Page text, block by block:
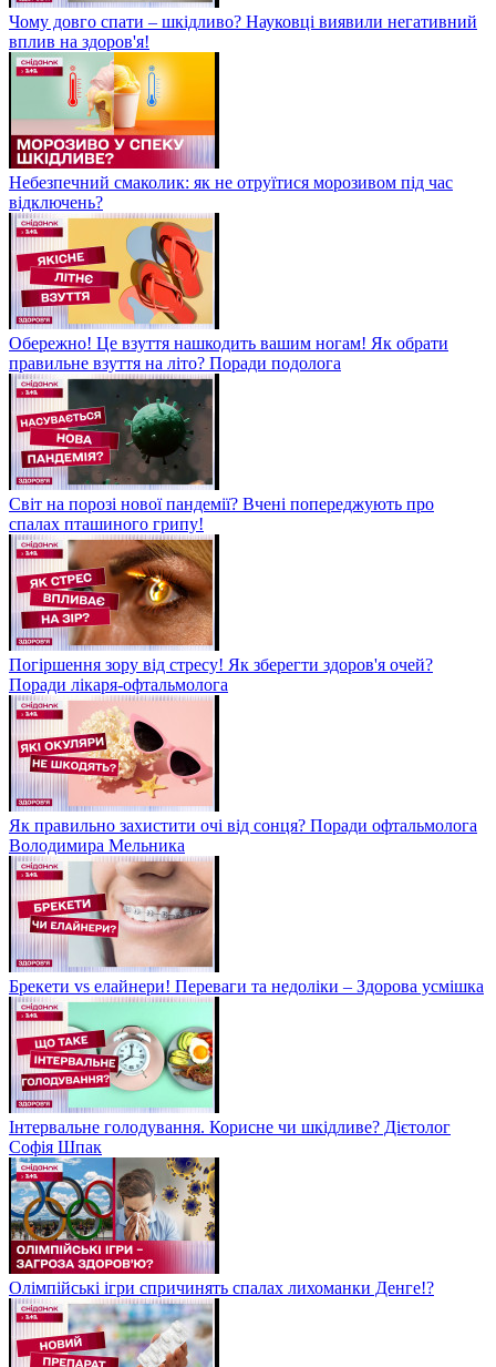
Чому довго спати – шкідливо? Науковці виявили негативний
вплив на здоров'я!
Небезпечний смаколик: як не отруїтися морозивом під час
відключень?
Обережно! Це взуття нашкодить вашим ногам! Як обрати
правильне взуття на літо? Поради подолога
Світ на порозі нової пандемії? Вчені попереджують про
спалах пташиного грипу!
Погіршення зору від стресу! Як зберегти здоров'я очей?
Поради лікаря-офтальмолога
Як правильно захистити очі від сонця? Поради офтальмолога
Володимира Мельника
Брекети vs елайнери! Переваги та недоліки – Здорова усмішка
Інтервальне голодування. Корисне чи шкідливе? Дієтолог
Софія Шпак
Олімпійські ігри спричинять спалах лихоманки Денге!?